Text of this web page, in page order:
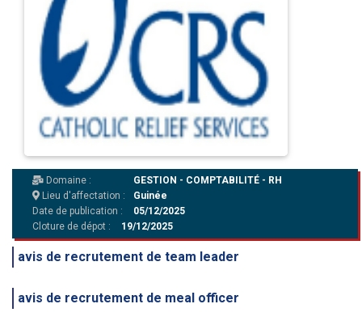
Domaine :
GESTION - COMPTABILITÉ - RH
Lieu d'affectation :
Guinée
Date de publication :
05/12/2025
Cloture de dépot :
19/12/2025
avis de recrutement de team leader
avis de recrutement de meal officer